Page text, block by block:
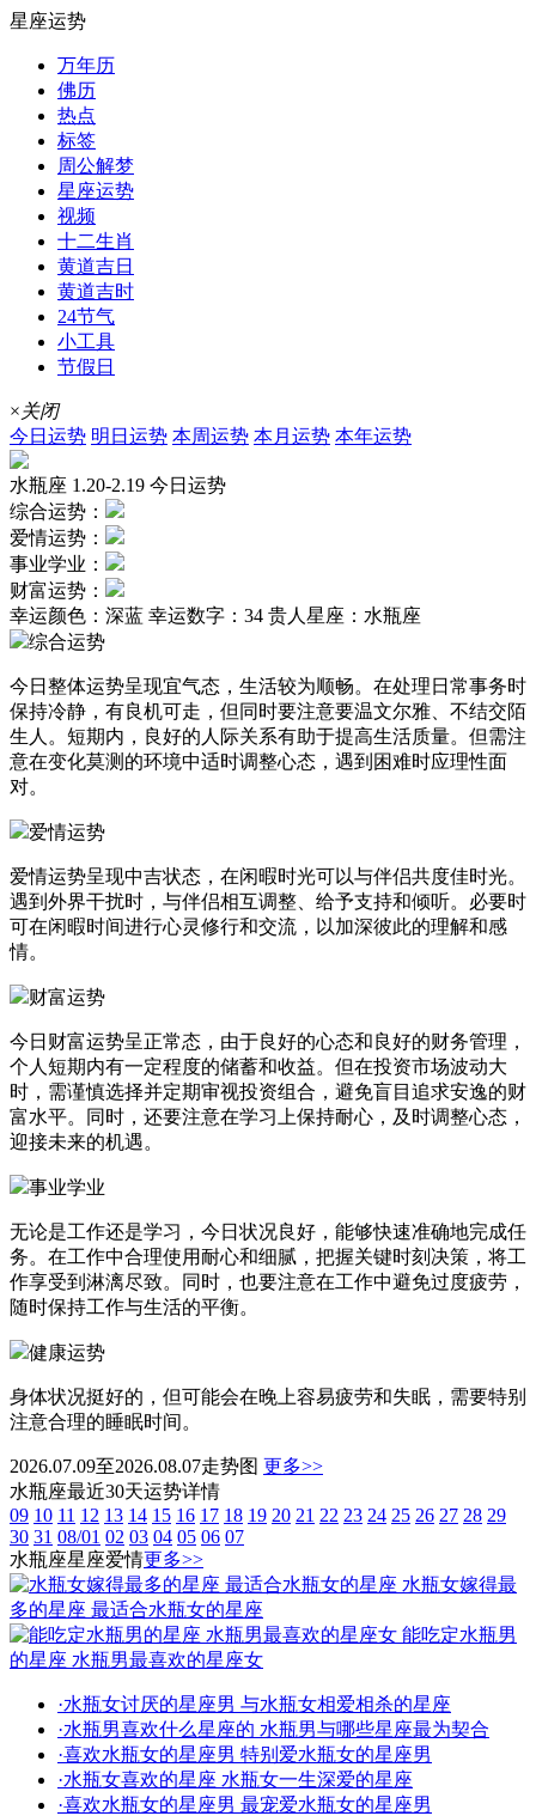
星座运势
万年历
佛历
热点
标签
周公解梦
星座运势
视频
十二生肖
黄道吉日
黄道吉时
24节气
小工具
节假日
×关闭
今日运势 明日运势 本周运势 本月运势 本年运势
水瓶座 1.20-2.19 今日运势
综合运势：
爱情运势：
事业学业：
财富运势：
幸运颜色：深蓝 幸运数字：34 贵人星座：水瓶座
综合运势
今日整体运势呈现宜气态，生活较为顺畅。在处理日常事务时
保持冷静，有良机可走，但同时要注意要温文尔雅、不结交陌
生人。短期内，良好的人际关系有助于提高生活质量。但需注
意在变化莫测的环境中适时调整心态，遇到困难时应理性面
对。
爱情运势
爱情运势呈现中吉状态，在闲暇时光可以与伴侣共度佳时光。
遇到外界干扰时，与伴侣相互调整、给予支持和倾听。必要时
可在闲暇时间进行心灵修行和交流，以加深彼此的理解和感
情。
财富运势
今日财富运势呈正常态，由于良好的心态和良好的财务管理，
个人短期内有一定程度的储蓄和收益。但在投资市场波动大
时，需谨慎选择并定期审视投资组合，避免盲目追求安逸的财
富水平。同时，还要注意在学习上保持耐心，及时调整心态，
迎接未来的机遇。
事业学业
无论是工作还是学习，今日状况良好，能够快速准确地完成任
务。在工作中合理使用耐心和细腻，把握关键时刻决策，将工
作享受到淋漓尽致。同时，也要注意在工作中避免过度疲劳，
随时保持工作与生活的平衡。
健康运势
身体状况挺好的，但可能会在晚上容易疲劳和失眠，需要特别
注意合理的睡眠时间。
2026.07.09至2026.08.07走势图 更多>>
水瓶座最近30天运势详情
09 10 11 12 13 14 15 16 17 18 19 20 21 22 23 24 25 26 27 28 29
30 31 08/01 02 03 04 05 06 07
水瓶座星座爱情更多>>
水瓶女嫁得最
多的星座 最适合水瓶女的星座
能吃定水瓶男
的星座 水瓶男最喜欢的星座女
·水瓶女讨厌的星座男 与水瓶女相爱相杀的星座
·水瓶男喜欢什么星座的 水瓶男与哪些星座最为契合
·喜欢水瓶女的星座男 特别爱水瓶女的星座男
·水瓶女喜欢的星座 水瓶女一生深爱的星座
·喜欢水瓶女的星座男 最宠爱水瓶女的星座男